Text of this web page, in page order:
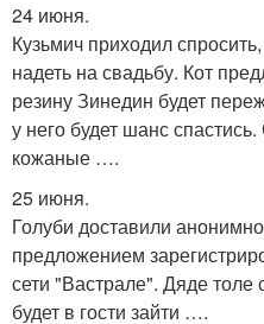
24 июня.
Кузьмич приходил
надеть на свадьбу. Кот
резину Зинедин будет
у него будет шанс
кожаные ….
25 июня.
Голуби доставили
предложением
сети "Вастрале". Дяде
будет в гости зайти ….